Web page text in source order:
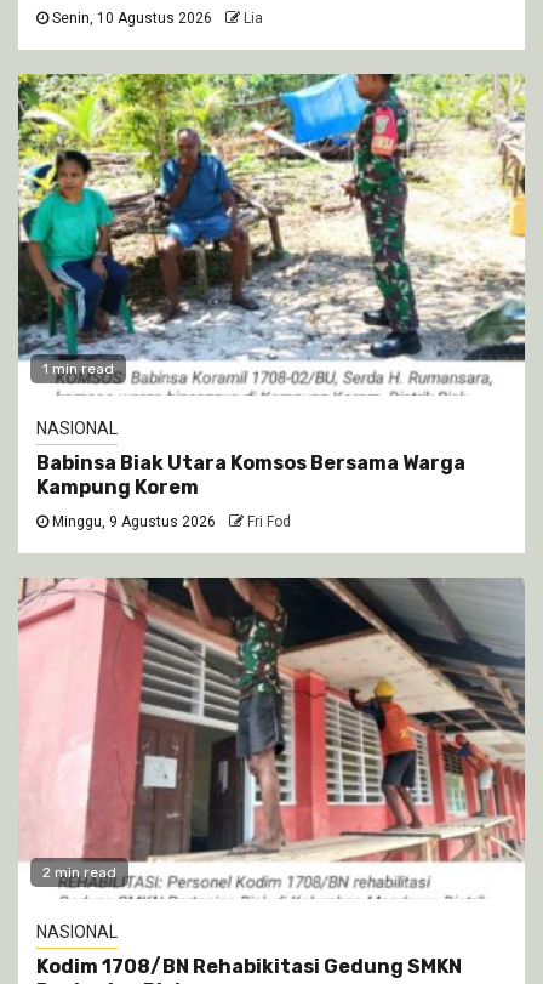
Senin, 10 Agustus 2026 Lia
1 min read
NASIONAL
Babinsa Biak Utara Komsos Bersama Warga
Kampung Korem
Minggu, 9 Agustus 2026 Fri Fod
2 min read
NASIONAL
Kodim 1708/BN Rehabikitasi Gedung SMKN